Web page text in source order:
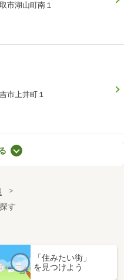
市湖山町南１
市上井町１
取市湖山町南５丁目
す
「住みたい街」
を見つけよう